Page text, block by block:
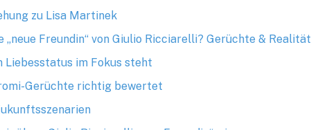
zu Lisa Martinek
„neue Freundin“ von Giulio Ricciarelli? Gerüchte & Realität
Liebesstatus im Fokus steht
Gerüchte richtig bewertet